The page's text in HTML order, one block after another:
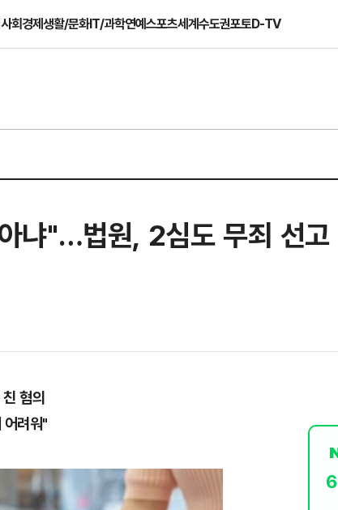
사회경제생활/문화IT/과학연예스포츠세계수도권포토D-TV
냐"…법원, 2심도 무죄 선고
혐의
려워"
"돈 되는 건 다한다" 작정한 MZ조폭들…
소탕 작전 개시
6